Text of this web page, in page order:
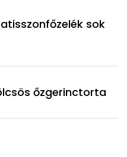
sok
őzgerinctorta